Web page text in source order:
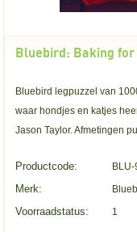
Bluebird: Baking
Bluebird legpuzzel van
waar hondjes en katjes
Jason Taylor. Afmetingen
Productcode:
Merk:
Voorraadstatus: 1